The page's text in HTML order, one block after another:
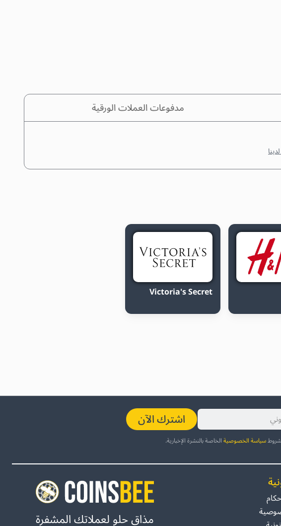
مدفوعات العملات الورقية
Victoria's Secret
اشترك الآن
سياسة الخصوصيةالخاصة بالنشرة الإخبارية.
مذاق حلو لعملاتك المشفرة